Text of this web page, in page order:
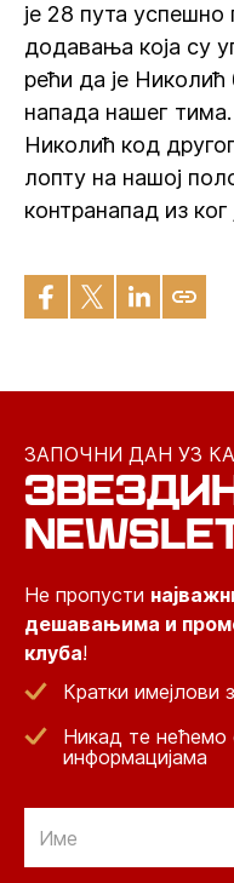
је 28 пута
додавања која су
рећи да је
напада нашег
Николић код
лопту на нашој
контранапад из
ЗАПОЧНИ ДАН УЗ
Не пропусти
дешавањима и
клуба!
Кратки имејлови
Никад те нећемо
информацијама